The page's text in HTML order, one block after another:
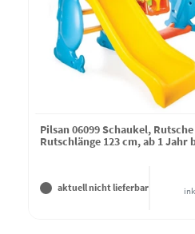
Pilsan 06099 Schaukel,
Rutschlänge 123 cm, ab 1 Jahr
aktuell nicht lieferbar